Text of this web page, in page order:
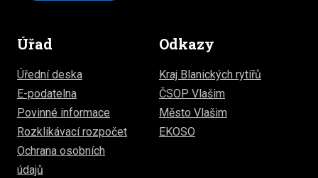
Úřad
Úřední deska
E-podatelna
Povinné informace
Rozklikávací rozpočet
Ochrana osobních
údajů
Odkazy
Kraj Blanických rytířů
ČSOP Vlašim
Město Vlašim
EKOSO